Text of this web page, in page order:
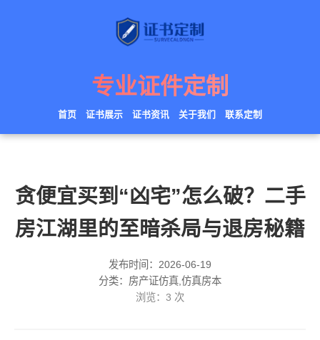
专业证件定制
首页 证书展示 证书资讯 关于我们 联系定制
贪便宜买到“凶宅”怎么破？二手
房江湖里的至暗杀局与退房秘籍
发布时间：2026-06-19
分类：房产证仿真,仿真房本
浏览： 3 次